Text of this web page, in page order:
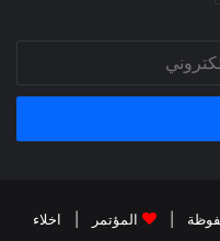
المؤتمر اخلاء